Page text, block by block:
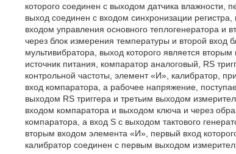
которого соединен с выходом датчика влажности,
выход соединен с входом синхронизации
входом управления основного теплогенератора и
через блок измерения температуры и второй вход
мультивибратора, выход которого является
источник питания, компаратор аналоговый, RS
контрольной частоты, элемент «И», калибратор,
вход компаратора, а рабочее напряжение,
выходом RS триггера и третьим выходом
входом компаратора и выходом ключа и через
компаратора, а вход S с выходом тактового
вторым входом элемента «И», первый вход
калибратор соединен с первым выходом